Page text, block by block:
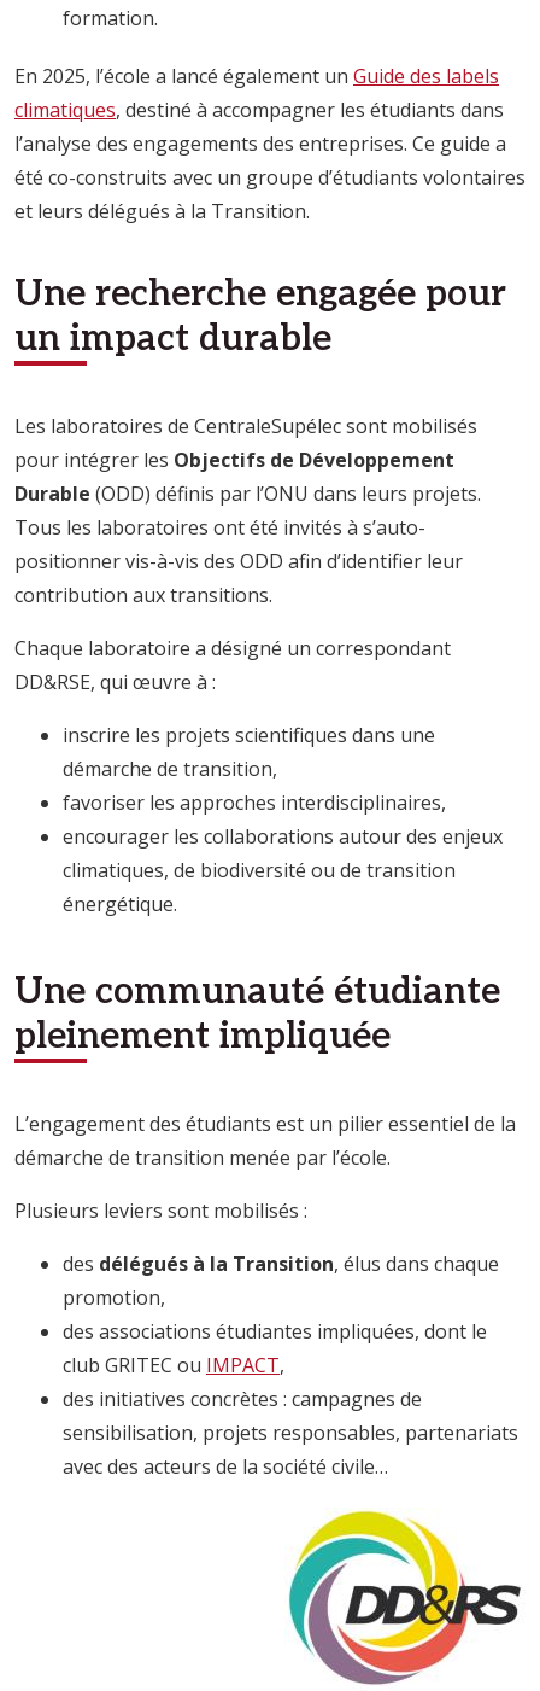
formation.
En 2025, l’école a lancé également un Guide des labels
climatiques, destiné à accompagner les étudiants dans
l’analyse des engagements des entreprises. Ce guide a
été co-construits avec un groupe d’étudiants volontaires
et leurs délégués à la Transition.
Une recherche engagée pour
un impact durable
Les laboratoires de CentraleSupélec sont mobilisés
pour intégrer les Objectifs de Développement
Durable (ODD) définis par l’ONU dans leurs projets.
Tous les laboratoires ont été invités à s’auto-
positionner vis-à-vis des ODD afin d’identifier leur
contribution aux transitions.
Chaque laboratoire a désigné un correspondant
DD&RSE, qui œuvre à :
inscrire les projets scientifiques dans une
démarche de transition,
favoriser les approches interdisciplinaires,
encourager les collaborations autour des enjeux
climatiques, de biodiversité ou de transition
énergétique.
Une communauté étudiante
pleinement impliquée
L’engagement des étudiants est un pilier essentiel de la
démarche de transition menée par l’école.
Plusieurs leviers sont mobilisés :
des délégués à la Transition, élus dans chaque
promotion,
des associations étudiantes impliquées, dont le
club GRITEC ou IMPACT,
des initiatives concrètes : campagnes de
sensibilisation, projets responsables, partenariats
avec des acteurs de la société civile…
Image